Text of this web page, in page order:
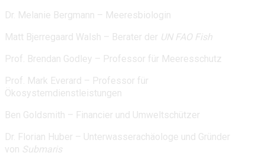
Dr. Melanie Bergmann – Meeresbiologin
Matt Bjerregaard Walsh – Berater der UN FAO Fish
Prof. Brendan Godley – Professor für Meeresschutz
Prof. Mark Everard – Professor für
Ökosystemdienstleistungen
Ben Goldsmith – Financier und Umweltschützer
Dr. Florian Huber – Unterwasserachäologe und Gründer
von Submaris